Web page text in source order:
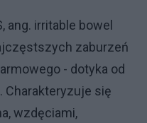
ang. irritable bowel
zaburzeń
- dotyka od
Charakteryzuje się
wzdęciami,